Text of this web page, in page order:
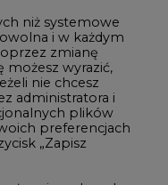
niż systemowe
i w każdym
zmianę
wyrazić,
nie chcesz
administratora i
plików
preferencjach
„Zapisz